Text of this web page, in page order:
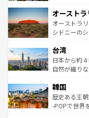
部のニュー
文化が魅力
しみながら
ならではの贅沢な旅
情報はコン
ワイ島は見
島だが、静
おすすめ。
れるおもて
人々、おい
ク、伝統的
ワイを、存分に味わっ
はコンテン
オーストラ
オーストラ
シドニーの
リアリーフ
ク）、タス
ど、見どこ
いる。アク
ビング、ハ
い。オース
台湾
日本から約
自然が織り
ン）、静ひ
と山間の静
驚きをもた
韓国
歴史ある王
-POPで世界